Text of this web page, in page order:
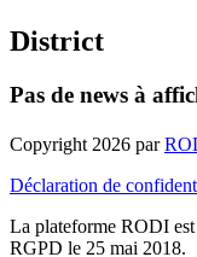
District
Pas de news à
Copyright 2026 par
Déclaration de
La plateforme RODI
RGPD le 25 mai 2018.